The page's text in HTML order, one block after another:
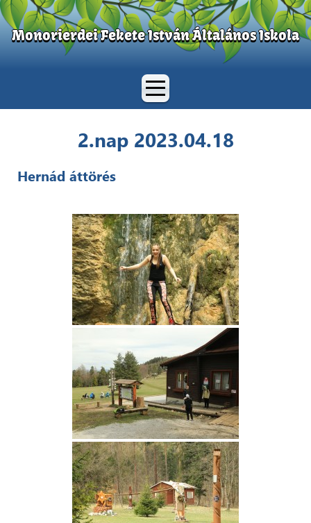
Monorierdei Fekete István Általános Iskola
2.nap 2023.04.18
Hernád áttörés